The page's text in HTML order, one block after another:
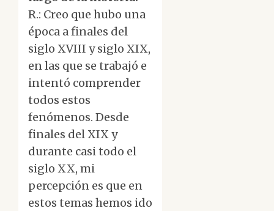
R.: Creo que hubo una
época a finales del
siglo XVIII y siglo XIX,
en las que se trabajó e
intentó comprender
todos estos
fenómenos. Desde
finales del XIX y
durante casi todo el
siglo XX, mi
percepción es que en
estos temas hemos ido